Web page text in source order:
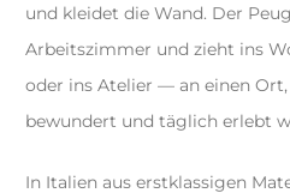
und kleidet die Wand. Der
Arbeitszimmer und zieht ins
oder ins Atelier — an einen
bewundert und täglich erlebt
In Italien aus erstklassigen